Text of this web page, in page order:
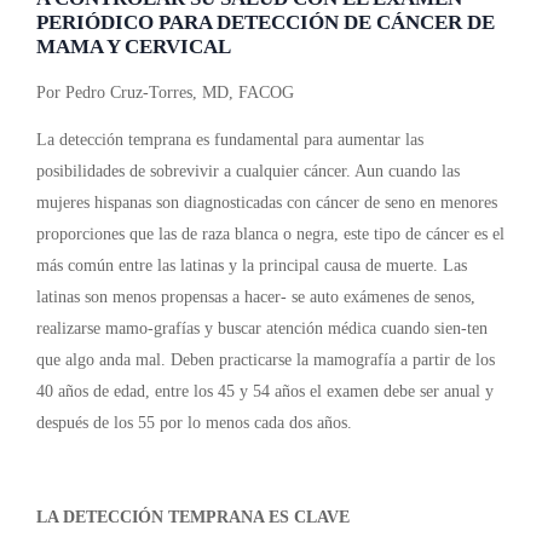
PERIÓDICO PARA DETECCIÓN DE CÁNCER DE
MAMA Y CERVICAL
Por Pedro Cruz-Torres, MD, FACOG
La detección temprana es fundamental para aumentar las
posibilidades de sobrevivir a cualquier cáncer. Aun cuando las
mujeres hispanas son diagnosticadas con cáncer de seno en menores
proporciones que las de raza blanca o negra, este tipo de cáncer es el
más común entre las latinas y la principal causa de muerte. Las
latinas son menos propensas a hacer- se auto exámenes de senos,
realizarse mamo-grafías y buscar atención médica cuando sien-ten
que algo anda mal. Deben practicarse la mamografía a partir de los
40 años de edad, entre los 45 y 54 años el examen debe ser anual y
después de los 55 por lo menos cada dos años.
LA DETECCIÓN TEMPRANA ES CLAVE